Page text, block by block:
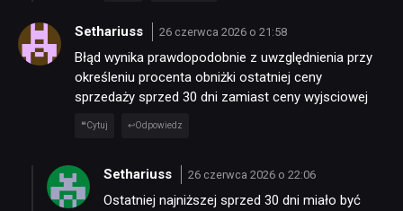
Sethariuss 26 czerwca 2026 o 21:58
Błąd wynika prawdopodobnie z uwzględnienia przy
określeniu procenta obniżki ostatniej ceny
sprzedaży sprzed 30 dni zamiast ceny wyjsciowej
Cytuj Odpowiedz
Sethariuss 26 czerwca 2026 o 22:06
Ostatniej najniższej sprzed 30 dni miało być